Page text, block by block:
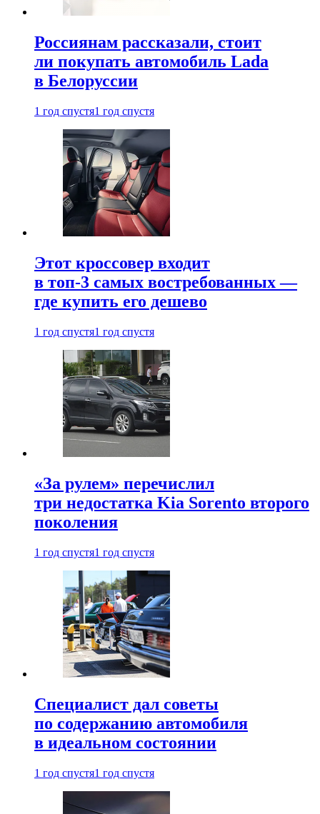
Россиянам рассказали, стоит
ли покупать автомобиль Lada
в Белоруссии
1 год спустя1 год спустя
Этот кроссовер входит
в топ-3 самых востребованных —
где купить его дешево
1 год спустя1 год спустя
«За рулем» перечислил
три недостатка Kia Sorento второго
поколения
1 год спустя1 год спустя
Специалист дал советы
по содержанию автомобиля
в идеальном состоянии
1 год спустя1 год спустя